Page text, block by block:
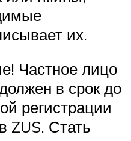
их.
Частное лицо
в срок до
регистрации
ZUS. Стать